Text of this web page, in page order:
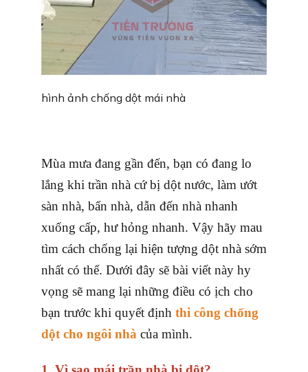
hình ảnh chống dột mái nhà
Mùa mưa đang gần đến, bạn có đang lo
lắng khi trần nhà cứ bị dột nước, làm ướt
sàn nhà, bẩn nhà, dẫn đến nhà nhanh
xuống cấp, hư hỏng nhanh. Vậy hãy mau
tìm cách chống lại hiện tượng dột nhà sớm
nhất có thể. Dưới đây sẽ bài viết này hy
vọng sẽ mang lại những điều có ịch cho
bạn trước khi quyết định thi công chống
dột cho ngôi nhà của mình.